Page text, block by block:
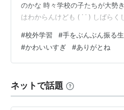
のかな 時々学校の子たちが大勢
はわからんけども ( ˙ ˙ ) しばら
いく子供たちが見えた わちゃわ
♡ でも先生は大変そうじゃ うわ
な～んて思いながら 教室の窓か
い声が… ありゃ( ⊙⊙)！！ …
#校外学習 #手をぶんぶん振る
#かわいいすぎ #ありがとね
ネットで話題